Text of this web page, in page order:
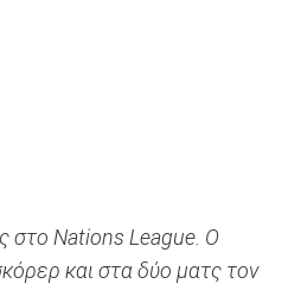
στο Nations League. Ο
και στα δύο ματς τον